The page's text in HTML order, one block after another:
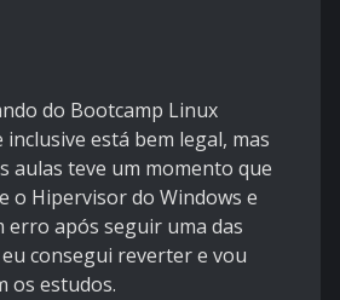
do Bootcamp Linux
inclusive está bem legal, mas
aulas teve um momento que
o Hipervisor do Windows e
erro após seguir uma das
consegui reverter e vou
os estudos.